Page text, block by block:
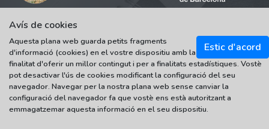
© 2021-2022 Universitat Autònoma de Barcelona
Tots els drets reservats
Avís de cookies
Estic d'acord
Aquesta plana web guarda petits fragments
d'informació (cookies) en el vostre dispositiu amb la
finalitat d'oferir un millor contingut i per a finalitats estadístiques. Vostè
pot desactivar l'ús de cookies modificant la configuració del seu
navegador. Navegar per la nostra plana web sense canviar la
configuració del navegador fa que vostè ens està autoritzant a
emmagatzemar aquesta informació en el seu dispositiu.